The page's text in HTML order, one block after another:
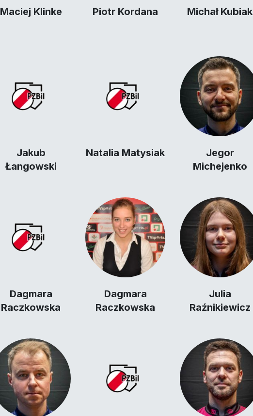
Maciej Klinke Piotr Kordana Michał Kubiak
Jakub
Łangowski
Natalia Matysiak
Jegor
Michejenko
Dagmara
Raczkowska
Dagmara
Raczkowska
Julia
Raźnikiewicz